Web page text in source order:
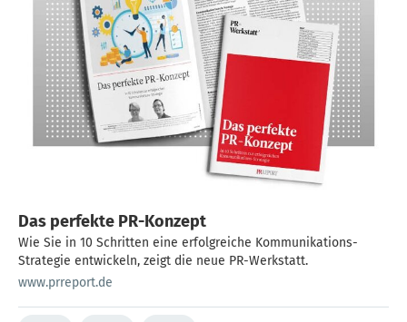
Das perfekte PR-Konzept
Wie Sie in 10 Schritten eine erfolgreiche Kommunikations-
Strategie entwickeln, zeigt die neue PR-Werkstatt.
www.prreport.de